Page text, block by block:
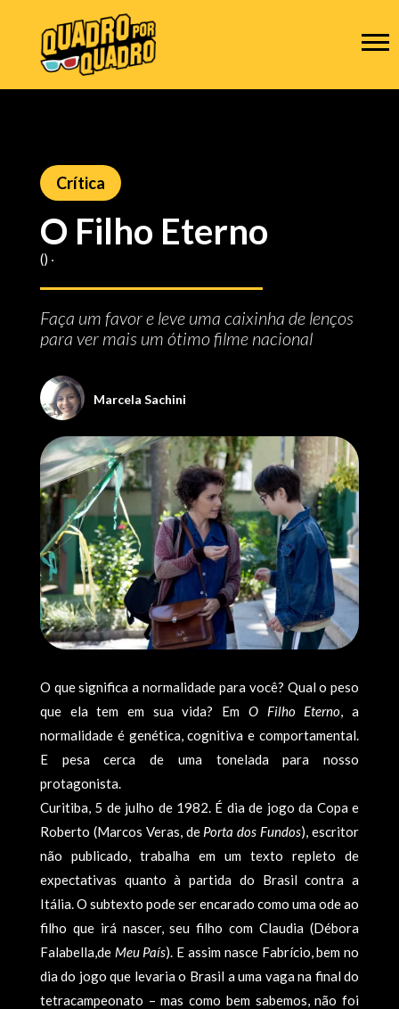
Crítica
O Filho Eterno
() ‧
Faça um favor e leve uma caixinha de lenços
para ver mais um ótimo filme nacional
Marcela Sachini
O que significa a normalidade para você? Qual o peso
que ela tem em sua vida? Em O Filho Eterno, a
normalidade é genética, cognitiva e comportamental.
E pesa cerca de uma tonelada para nosso
protagonista.
Curitiba, 5 de julho de 1982. É dia de jogo da Copa e
Roberto (Marcos Veras, de Porta dos Fundos), escritor
não publicado, trabalha em um texto repleto de
expectativas quanto à partida do Brasil contra a
Itália. O subtexto pode ser encarado como uma ode ao
filho que irá nascer, seu filho com Claudia (Débora
Falabella,de Meu País). E assim nasce Fabrício, bem no
dia do jogo que levaria o Brasil a uma vaga na final do
tetracampeonato – mas como bem sabemos, não foi